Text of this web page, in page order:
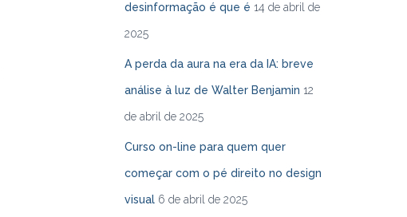
desinformação é que é 14 de abril de
2025
A perda da aura na era da IA: breve
análise à luz de Walter Benjamin 12
de abril de 2025
Curso on-line para quem quer
começar com o pé direito no design
visual 6 de abril de 2025